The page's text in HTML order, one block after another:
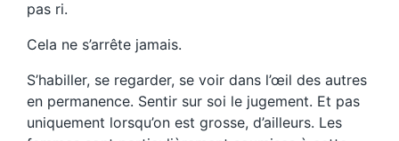
pas ri.
Cela ne s’arrête jamais.
S’habiller, se regarder, se voir dans l’œil des autres
en permanence. Sentir sur soi le jugement. Et pas
uniquement lorsqu’on est grosse, d’ailleurs. Les